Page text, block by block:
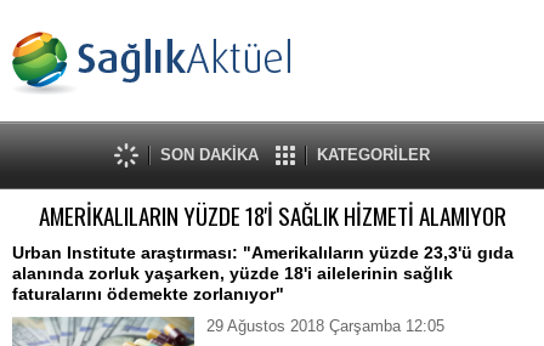
SON DAKİKA KATEGORİLER
AMERİKALILARIN YÜZDE 18'İ SAĞLIK HİZMETİ ALAMIYOR
Urban Institute araştırması: "Amerikalıların yüzde 23,3'ü gıda
alanında zorluk yaşarken, yüzde 18'i ailelerinin sağlık
faturalarını ödemekte zorlanıyor"
29 Ağustos 2018 Çarşamba 12:05